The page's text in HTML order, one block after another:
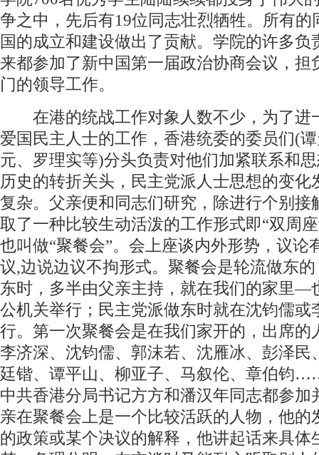
争之中，先后有19位同志壮烈牺牲。所有的
国的成立和建设做出了贡献。学院的许多负
来都参加了新中国第一届政治协商会议，担
门的领导工作。
在港的统战工作对象人数不少，为了进
爱国民主人士的工作，香港统委的委员们(
元、罗理实等)分头负责对他们加紧联系和
历史的转折关头，民主党派人士思想的变化
复杂。父亲便和同志们研究，除进行个别接
取了一种比较生动活泼的工作形式即“双周
也叫做“聚餐会”。会上座谈内外形势，议论
议,边说边议不拘形式。聚餐会是轮流做东
东时，多半由父亲主持，就在我们的家里—
公机关举行；民主党派做东时就在沈钧儒或
行。第一次聚餐会是在我们家开的，出席的
李济深、沈钧儒、郭沫若、沈雁冰、彭泽民
廷锴、谭平山、柳亚子、马叙伦、章伯钧
中共香港分局书记方方和潘汉年同志都参加
亲在聚餐会上是一个比较活跃的人物，他的
的政策或某个决议的解释，他讲起话来具体